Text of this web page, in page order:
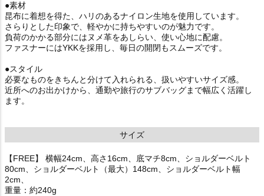
●素材
昆布に着想を得た、ハリのあるナイロン生地を使用しています。
さらりとした印象で、軽やかに持ちやすいのが魅力です。
負荷のかかる部分にはヌメ革をあしらい、使い心地に配慮。
ファスナーにはYKKを採用し、毎日の開閉もスムーズです。
●スタイル
必要なものをきちんと分けて入れられる、扱いやすいサイズ感。
近所へのお出かけから、通勤や旅行のサブバッグまで幅広く活躍し
ます。
サイズ
【FREE】 横幅24cm、高さ16cm、底マチ8cm、ショルダーベルト
80cm、ショルダーベルト（最大）148cm、ショルダーベルト幅
2cm、
重量：約240g